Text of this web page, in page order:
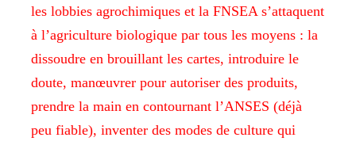
les lobbies agrochimiques et la FNSEA s’attaquent
à l’agriculture biologique par tous les moyens : la
dissoudre en brouillant les cartes, introduire le
doute, manœuvrer pour autoriser des produits,
prendre la main en contournant l’ANSES (déjà
peu fiable), inventer des modes de culture qui